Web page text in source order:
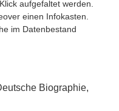
aufgefaltet werden.
einen Infokasten.
im Datenbestand
Biographie,